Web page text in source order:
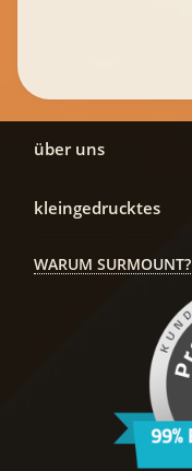
über uns
kleingedrucktes
WARUM SURMOUNT?